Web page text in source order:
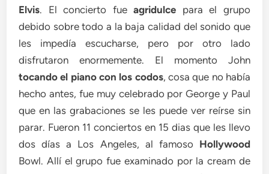
Elvis. El concierto fueagridulce para el grupo
debido sobre todo a la baja calidad del sonido que
les impedía escucharse, pero por otro lado
disfrutaron enormemente. El momento John
tocando el piano con los codos, cosa que no había
hecho antes, fue muy celebrado por George y Paul
que en las grabaciones se les puede ver reírse sin
parar. Fueron 11 conciertos en 15 dias que les llevo
dos días a Los Angeles, al famoso Hollywood
Bowl. Allí el grupo fue examinado por la cream de